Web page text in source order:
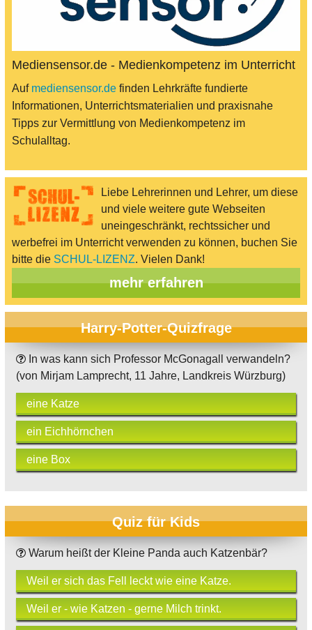
Mediensensor.de - Medienkompetenz im Unterricht
Auf mediensensor.de finden Lehrkräfte fundierte
Informationen, Unterrichtsmaterialien und praxisnahe
Tipps zur Vermittlung von Medienkompetenz im
Schulalltag.
Liebe Lehrerinnen und Lehrer, um diese
und viele weitere gute Webseiten
uneingeschränkt, rechtssicher und
werbefrei im Unterricht verwenden zu können, buchen Sie
bitte die SCHUL-LIZENZ. Vielen Dank!
mehr erfahren
Harry-Potter-Quizfrage
In was kann sich Professor McGonagall verwandeln?
(von Mirjam Lamprecht, 11 Jahre, Landkreis Würzburg)
eine Katze
ein Eichhörnchen
eine Box
Quiz für Kids
Warum heißt der Kleine Panda auch Katzenbär?
Weil er sich das Fell leckt wie eine Katze.
Weil er - wie Katzen - gerne Milch trinkt.